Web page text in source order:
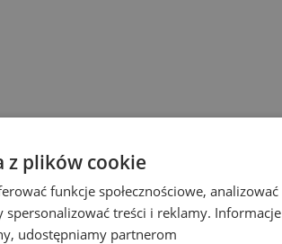
z plików cookie
funkcje społecznościowe, analizować
spersonalizować treści i reklamy. Informacje
udostępniamy partnerom